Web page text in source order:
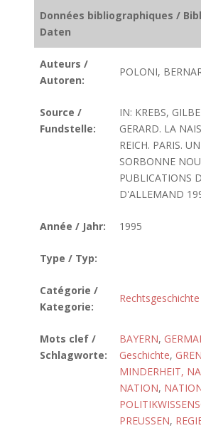
Données bibliographiques /
Daten
Auteurs /
Autoren:
POLONI,
Source /
Fundstelle:
IN: KREBS,
GERARD. LA
REICH. PARIS.
SORBONNE
PUBLICATIONS
D'ALLEMAND
Année / Jahr: 1995
Type / Typ:
Catégorie /
Kategorie:
Rechtsgeschichte
Mots clef /
Schlagworte:
BAYERN,
Geschichte,
MINDERHEIT,
NATION,
PREUSSEN,